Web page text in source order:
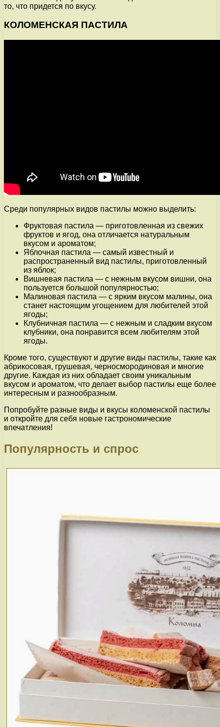
то, что придется по вкусу.
КОЛОМЕНСКАЯ ПАСТИЛА
Среди популярных видов пастилы можно выделить:
Фруктовая пастила — приготовленная из свежих
фруктов и ягод, она отличается натуральным
вкусом и ароматом;
Яблочная пастила — самый известный и
распространенный вид пастилы, приготовленный
из яблок;
Вишневая пастила — с нежным вкусом вишни, она
пользуется большой популярностью;
Малиновая пастила — с ярким вкусом малины, она
станет настоящим угощением для любителей этой
ягоды;
Клубничная пастила — с нежным и сладким вкусом
клубники, она понравится всем любителям этой
ягоды.
Кроме того, существуют и другие виды пастилы, такие как
абрикосовая, грушевая, черносмородиновая и многие
другие. Каждая из них обладает своим уникальным
вкусом и ароматом, что делает выбор пастилы еще более
интересным и разнообразным.
Попробуйте разные виды и вкусы коломенской пастилы
и откройте для себя новые гастрономические
впечатления!
Популярность и спрос